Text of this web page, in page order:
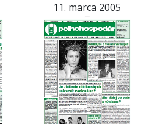
11. marca 2005